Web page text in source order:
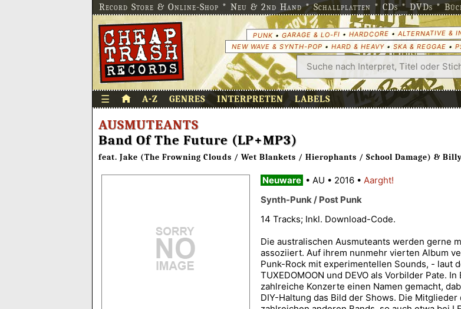
Record Store & Online-Shop * Neu & 2nd Hand * Schallplatten * CDs * DVDs * Bücher
PUNK• GARAGE & LO-FI • HARDCORE • ALTERNATIVE &
NEW WAVE & SYNTH-POP • HARD & HEAVY• SKA & REGGAE •
☰ A-Z GENRES INTERPRETEN LABELS
AUSMUTEANTS
Band Of The Future (LP+MP3)
feat. Jake (The Frowning Clouds / Wet Blankets / Hierophants / School Damage) &
Neuware • AU • 2016 • Aarght!
Synth-Punk / Post Punk
14 Tracks; Inkl. Download-Code.
Die australischen Ausmuteants werden gerne
assoziiert. Auf ihrem nunmehr vierten Album
Punk-Rock mit experimentellen Sounds, - laut
TUXEDOMOON und DEVO als Vorbilder Pate.
zahlreiche Konzerte einen Namen gemacht,
DIY-Haltung das Bild der Shows. Die